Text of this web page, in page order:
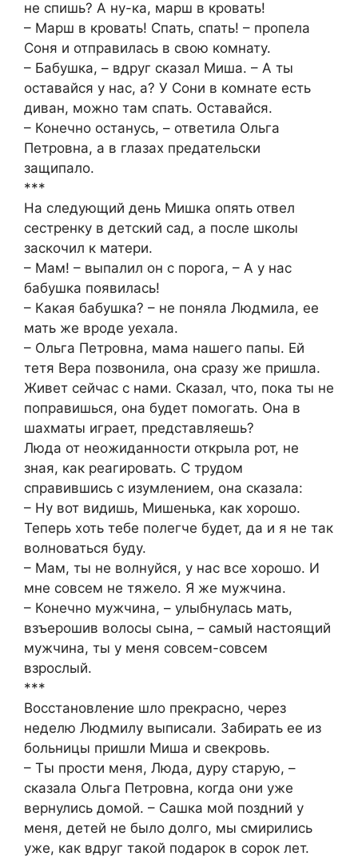
не спишь? А ну-ка, марш в кровать!
– Марш в кровать! Спать, спать! – пропела
Соня и отправилась в свою комнату.
– Бабушка, – вдруг сказал Миша. – А ты
оставайся у нас, а? У Сони в комнате есть
диван, можно там спать. Оставайся.
– Конечно останусь, – ответила Ольга
Петровна, а в глазах предательски
защипало.
***
На следующий день Мишка опять отвел
сестренку в детский сад, а после школы
заскочил к матери.
– Мам! – выпалил он с порога, – А у нас
бабушка появилась!
– Какая бабушка? – не поняла Людмила, ее
мать же вроде уехала.
– Ольга Петровна, мама нашего папы. Ей
тетя Вера позвонила, она сразу же пришла.
Живет сейчас с нами. Сказал, что, пока ты не
поправишься, она будет помогать. Она в
шахматы играет, представляешь?
Люда от неожиданности открыла рот, не
зная, как реагировать. С трудом
справившись с изумлением, она сказала:
– Ну вот видишь, Мишенька, как хорошо.
Теперь хоть тебе полегче будет, да и я не так
волноваться буду.
– Мам, ты не волнуйся, у нас все хорошо. И
мне совсем не тяжело. Я же мужчина.
– Конечно мужчина, – улыбнулась мать,
взъерошив волосы сына, – самый настоящий
мужчина, ты у меня совсем-совсем
взрослый.
***
Восстановление шло прекрасно, через
неделю Людмилу выписали. Забирать ее из
больницы пришли Миша и свекровь.
– Ты прости меня, Люда, дуру старую, –
сказала Ольга Петровна, когда они уже
вернулись домой. – Сашка мой поздний у
меня, детей не было долго, мы смирились
уже, как вдруг такой подарок в сорок лет.